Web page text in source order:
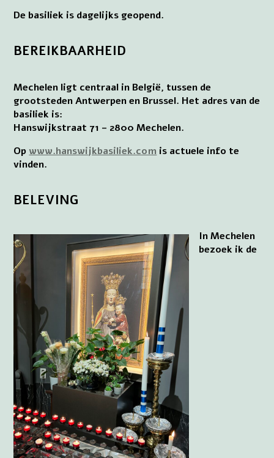
De basiliek is dagelijks geopend.
BEREIKBAARHEID
Mechelen ligt centraal in België, tussen de
grootsteden Antwerpen en Brussel. Het adres van de
basiliek is:
Hanswijkstraat 71 – 2800 Mechelen.
Op www.hanswijkbasiliek.com is actuele info te
vinden.
BELEVING
In Mechelen
bezoek ik de